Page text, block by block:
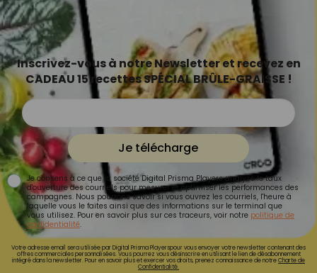
Inscrivez-vous à notre Newsletter et recevez en
CADEAU 15 recettes SPÉCIAL BRÛLE-GRAISSE !
Je télécharge
Je consens à ce que la société Digital Prisma Players analyse le taux
d'ouverture des courriels pour mesurer et optimiser les performances des
campagnes. Nous pourrons savoir si vous ouvrez les courriels, l'heure à
laquelle vous le faites ainsi que des informations sur le terminal que
vous utilisez. Pour en savoir plus sur ces traceurs, voir notre politique de
confidentialité.
Votre adresse email sera utilisée par Digital Prisma Playerspour vous envoyer votre newsletter contenant des
offres commerciales personnalisées. Vous pourrez vous désinscrire en utilisant le lien de désabonnement
intégré dans la newsletter. Pour en savoir plus et exercer vos droits, prenez connaissance de notreCharte de
Confidentialité.